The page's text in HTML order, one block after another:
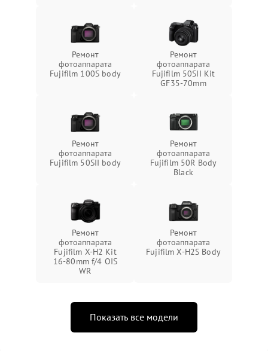
Ремонт
фотоаппарата
Fujifilm 100S body
Ремонт
фотоаппарата
Fujifilm 50SII Kit
GF35-70mm
Ремонт
фотоаппарата
Fujifilm 50SII body
Ремонт
фотоаппарата
Fujifilm 50R Body
Black
Ремонт
фотоаппарата
Fujifilm X-H2 Kit
16-80mm f/4 OIS
WR
Ремонт
фотоаппарата
Fujifilm X-H2S Body
Показать все модели